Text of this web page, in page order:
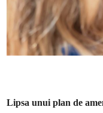
Lipsa unui plan de